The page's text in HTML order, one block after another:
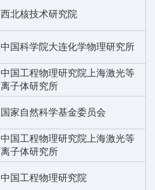
西北核技术研究院
中国科学院大连化学物理研究所
中国工程物理研究院上海激光等
离子体研究所
国家自然科学基金委员会
中国工程物理研究院上海激光等
离子体研究所
中国工程物理研究院